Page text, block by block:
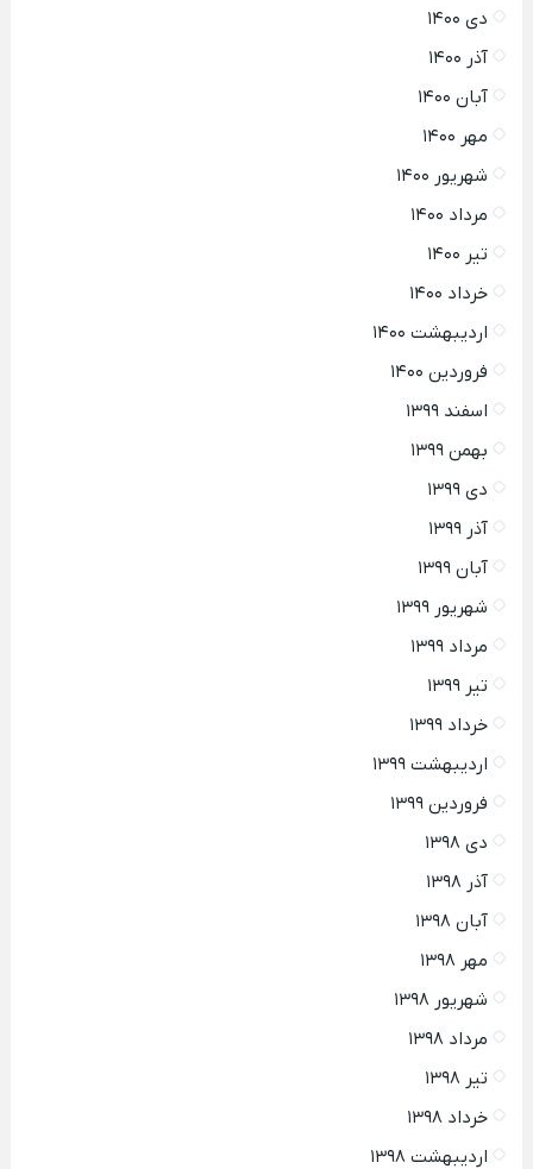
دی ۱۴۰۰
آذر ۱۴۰۰
آبان ۱۴۰۰
مهر ۱۴۰۰
شهریور ۱۴۰۰
مرداد ۱۴۰۰
تیر ۱۴۰۰
خرداد ۱۴۰۰
اردیبهشت ۱۴۰۰
فروردین ۱۴۰۰
اسفند ۱۳۹۹
بهمن ۱۳۹۹
دی ۱۳۹۹
آذر ۱۳۹۹
آبان ۱۳۹۹
شهریور ۱۳۹۹
مرداد ۱۳۹۹
تیر ۱۳۹۹
خرداد ۱۳۹۹
اردیبهشت ۱۳۹۹
فروردین ۱۳۹۹
دی ۱۳۹۸
آذر ۱۳۹۸
آبان ۱۳۹۸
مهر ۱۳۹۸
شهریور ۱۳۹۸
مرداد ۱۳۹۸
تیر ۱۳۹۸
خرداد ۱۳۹۸
اردیبهشت ۱۳۹۸